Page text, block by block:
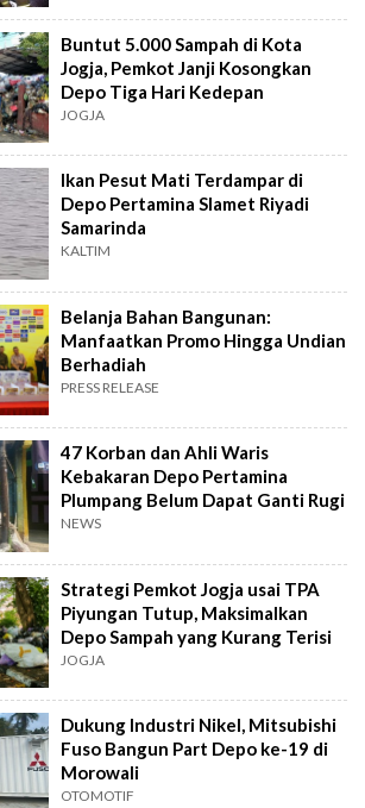
Buntut 5.000 Sampah di Kota
Jogja, Pemkot Janji Kosongkan
Depo Tiga Hari Kedepan
JOGJA
Ikan Pesut Mati Terdampar di
Depo Pertamina Slamet Riyadi
Samarinda
KALTIM
Belanja Bahan Bangunan:
Manfaatkan Promo Hingga Undian
Berhadiah
PRESS RELEASE
47 Korban dan Ahli Waris
Kebakaran Depo Pertamina
Plumpang Belum Dapat Ganti Rugi
NEWS
Strategi Pemkot Jogja usai TPA
Piyungan Tutup, Maksimalkan
Depo Sampah yang Kurang Terisi
JOGJA
Dukung Industri Nikel, Mitsubishi
Fuso Bangun Part Depo ke-19 di
Morowali
OTOMOTIF